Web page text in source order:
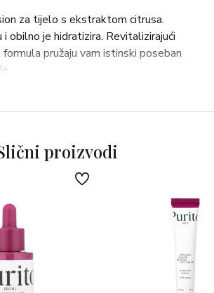
za tijelo s ekstraktom citrusa.
i obilno je hidratizira. Revitalizirajući
pružaju vam istinski poseban
proizvodi